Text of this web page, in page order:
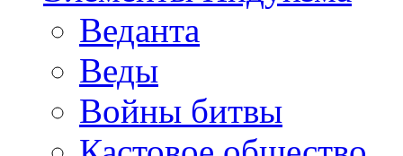
Веданта
Веды
Войны битвы